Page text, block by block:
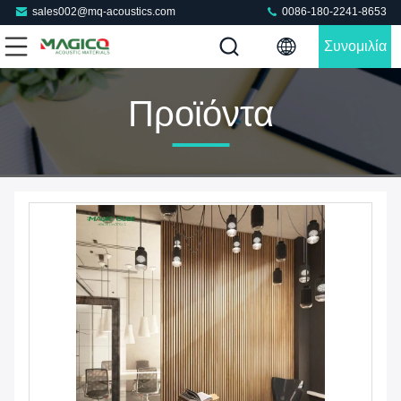
sales002@mq-acoustics.com 0086-180-2241-8653
Συνομιλία
Προϊόντα